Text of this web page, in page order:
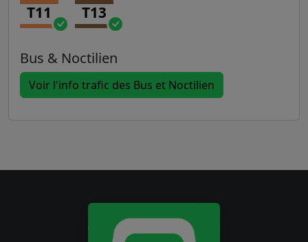
T11 T13
Bus & Noctilien
Voir l'info trafic des Bus et Noctilien